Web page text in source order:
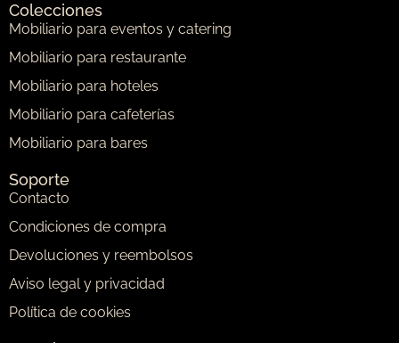
Colecciones
Mobiliario para eventos y catering
Mobiliario para restaurante
Mobiliario para hoteles
Mobiliario para cafeterías
Mobiliario para bares
Soporte
Contacto
Condiciones de compra
Devoluciones y reembolsos
Aviso legal y privacidad
Política de cookies